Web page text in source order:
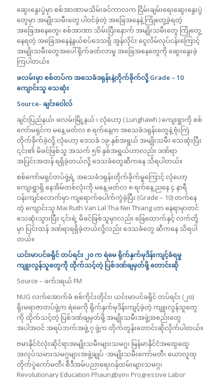
ဆွေးနွေးပွဲမှာ စစ်အာဏာမသိမ်းခင်ကာလက ငြိမ်းချမ်းရေးဆွေးနွေးပွဲ
တွေမှာ အမျိုးသမီးတွေ ပါဝင်ခဲ့တဲ့ အခြေအနေနဲ့ ကြုံတွေ့ခဲ့ရတဲ့
အခြေအနေတွေ၊ စစ်အာဏာ သိမ်းပြီးနောက် အမျိုးသမီးတွေ ကြုံတွေ့
နေရတဲ့ အခြေအနေနဲ့နယ်စပ်ဒေသရှိ အွန်လိုင်း ငွေလိမ်လုပ်ငန်းကြောင့်
အမျိုးသမီးတွေအပေါ် ရိုက်ခတ်လာမှု အခြေအနေတွေကို ဆွေးနွေးခဲ့
ကြပါတယ်။
ဖလမ်းမှာ စစ်တပ်က အသေခံဒရုန်းနဲ့တိုက်ခိုက်လို့ Grade – 10
ကျောင်းသူ သေဆုံး
Source- ချင်းဝေါလ်
ချင်းပြည်နယ်၊ ဖလမ်းမြို့နယ် ၊ လုံဟော့ ( Lunghawh ) ကျေးရွာကို စစ်
ကော်မရှင်က မနေ့ မတ်လ ၈ ရက်နေ့က အသေခံဒရုန်းတွေနဲ့ ဗုံးကြဲ
တိုက်ခိုက်ခဲ့လို့ လုံဟော့ ဒေသခံ ၁၉ နှစ်အရွယ် အမျိုးသမီး သေဆုံးပြီး
၎င်း၏ မိခင်ဖြစ်သူ အသက် ၅၆ နှစ်အရွယ်ဟာလည်း ဒဏ်ရာ
အပြင်းအထန် ရရှိခဲ့တယ်လို့ ဒေသခံတွေဆီကနေ သိရပါတယ်။
စစ်ကော်မရှင်တပ်ဖွဲ့ရဲ့ အသေခံဒရုန်းတိုက်ခိုက်မှုကြောင့် လုံဟော့
ကျေးရွာရှိ နေအိမ်တစ်လုံးကို မနေ့ မတ်လ ၈ ရက်နေ့ ညနေ ၄ နာရီ
ဝန်းကျင်လောက်မှာ ကျရောက်ပေါက်ကွဲခဲ့ပြီး (Grade – 10) တက်နေ
တဲ့ ကျောင်းသူ Mai Ruth Van Lal Tha Nei Thiang ဟာ နေရာမှာတင်
သေဆုံးသွားပြီး ၎င်းရဲ့ မိခင်ဖြစ်သူမှာလည်း ခြေထောက်နှင့် လက်တို့
မှာ ပြင်းထန် ဒဏ်ရာရရှိခဲ့တယ်လို့လည်း ဒေသခံတွေ ဆီကနေ သိရပါ
တယ်။
ယင်းမာပင်ခရိုင် တပ်ရင်း ၂၀ က ရဲမေ ရိုက်နှက်မုဒိန်းကျင့်ခံရမှု
ကျူးလွန်သူတွေကို ထိုက်သင့်တဲ့ ပြစ်ဒဏ်ချမှတ်ဖို့ တောင်းဆို
Source – ဖက်ဒရယ် FM
NUG လက်အောက်ခံ စစ်ကိုင်းတိုင်း၊ ယင်းမာပင်ခရိုင် တပ်ရင်း (၂၀)
ရိုးမရာဇာတပ်ဖွဲ့က ရဲမေကို ရိုက်နှက်မုဒိန်းကျင့်ခဲ့တဲ့ ကျူးလွန်သူတွေ
ကို ထိုက်သင့်တဲ့ ပြစ်ဒဏ်ချမှတ်ဖို့ အမျိုးသမီးအဖွဲ့အစည်းတွေ
အပါအဝင် အရပ်ဘက်အဖွဲ့ ၇ ဖွဲ့က တိုက်တွန်းတောင်းဆိုလိုက်ပါတယ်။
ဗမာနိုင်ငံလုံးဆိုင်ရာအမျိုးသမီးများသမဂ္ဂ၊ မြန်မာနိုင်ငံအထွေထွေ
အလုပ်သမားသမဂ္ဂများအဖွဲ့ချုပ် -အမျိုးသမီးကော်မတီ၊ ယောလူထု
တိုက်ပွဲကော်မတီ၊ စီဒီအမ်ပညာရေးဝန်ထမ်းများသမဂ္ဂ၊
Revolutionary Education Phaungbyin၊ Progressive Labor